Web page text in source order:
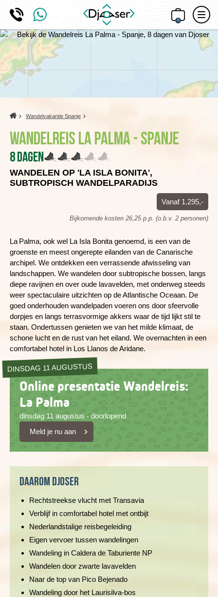
0
Home Wandelvakantie Spanje
Wandelreis La Palma - Spanje
8 dagen
WANDELEN OP 'LA ISLA BONITA',
SUBTROPISCH WANDELPARADIJS
Vanaf 1.295,-
Bijkomende kosten 26,25 p.p. (o.b.v. 2 personen)
La Palma, ook wel La Isla Bonita genoemd, is een van de
groenste en meest ongerepte eilanden van de Canarische
archipel. We ontdekken een verrassende afwisseling van
landschappen. We wandelen door subtropische bossen, langs
diepe ravijnen en over oude lavavelden, met onderweg steeds
weer spectaculaire uitzichten op de Atlantische Oceaan. De
goed onderhouden wandelpaden voeren ons door sfeervolle
dorpjes en langs terrasvormige akkers waar de tijd lijkt stil te
staan. Ondertussen genieten we van het milde klimaat, de
schone lucht en de rust van het eiland. We overnachten in een
comfortabel hotel in Los Llanos de Aridane.
DINSDAG 11 AUGUSTUS
Online presentatie Wandelreis:
La Palma
dinsdag 11 augustus - doorlopend
Meld je nu aan
Daarom Djoser
Rechtstreekse vlucht met Transavia
Verblijf in comfortabel hotel met ontbijt
Nederlandstalige reisbegeleiding
Eigen vervoer tussen wandelingen
Wandeling in Caldera de Taburiente NP
Wandelen door zwarte lavavelden
Naar de top van Pico Bejenado
Wandeling door het Laurisilva-bos